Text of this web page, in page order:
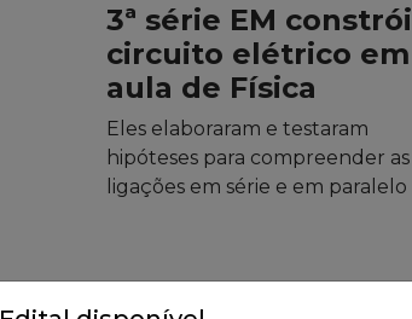
3ª série EM constrói
circuito elétrico em
aula de Física
Eles elaboraram e testaram
hipóteses para compreender as
ligações em série e em paralelo